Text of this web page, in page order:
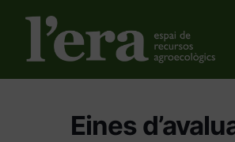
Eines